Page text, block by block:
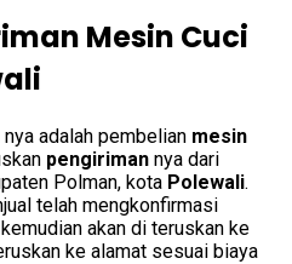
Mesin Cuci
adalah pembelian mesin
pengiriman nya dari
Polman, kota Polewali.
telah mengkonfirmasi
akan di teruskan ke
ke alamat sesuai biaya